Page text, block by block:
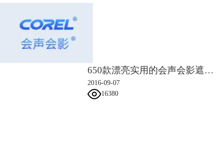
DVD。随意选用 100 多种现成的创意模板；比专业版中的选项多出一
倍；通过个性化图像和配乐轻松制作个性化菜单。通过将项目刻录到
DVD 或 AVCHD 光盘上，反复与亲朋好友共享和播放，掌控自己下一个
可打造音效的音频工具
会声会影可提供打造音效所需的所有工具，并可通过出色的音频为视觉效
果提供支持。直接在时间轴中对音频进行调整、静音、清除背景噪音和编
辑，或利用音频闪避等音频工具的强大功能，确保背景声音和旁白实现均
650款漂亮实用的会声会影遮罩素材
2016-09-07
16380